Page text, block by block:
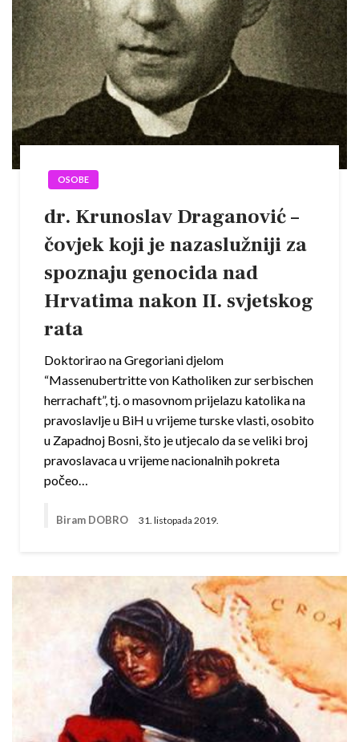
OSOBE
dr. Krunoslav Draganović –
čovjek koji je nazaslužniji za
spoznaju genocida nad
Hrvatima nakon II. svjetskog
rata
Doktorirao na Gregoriani djelom
“Massenubertritte von Katholiken zur serbischen
herrachaft”, tj. o masovnom prijelazu katolika na
pravoslavlje u BiH u vrijeme turske vlasti, osobito
u Zapadnoj Bosni, što je utjecalo da se veliki broj
pravoslavaca u vrijeme nacionalnih pokreta
počeo…
Biram DOBRO 31. listopada 2019.